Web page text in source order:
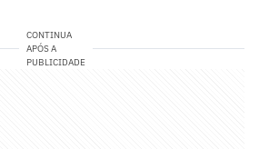
CONTINUA
APÓS A
PUBLICIDADE